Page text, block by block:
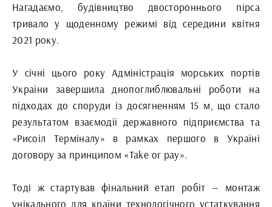
Нагадаємо, будівництво двостороннього пірса
тривало у щоденному режимі від середини квітня
2021 року.
У січні цього року Адміністрація морських портів
України завершила днопоглиблювальні роботи на
підходах до споруди із досягненням 15 м, що стало
результатом взаємодії державного підприємства та
«Рисоіл Терміналу» в рамках першого в Україні
договору за принципом «Take or pay».
Тоді ж стартував фінальний етап робіт — монтаж
унікального для країни технологічного устаткування